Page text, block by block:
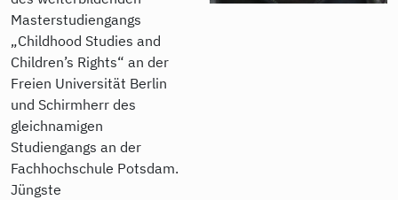
Masterstudiengangs
„Childhood Studies and
Children’s Rights“ an der
Freien Universität Berlin
und Schirmherr des
gleichnamigen
Studiengangs an der
Fachhochschule Potsdam.
Jüngste